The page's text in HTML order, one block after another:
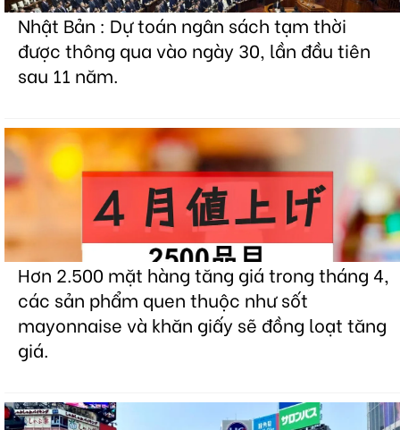
Nhật Bản : Dự toán ngân sách tạm thời
được thông qua vào ngày 30, lần đầu tiên
sau 11 năm.
Hơn 2.500 mặt hàng tăng giá trong tháng 4,
các sản phẩm quen thuộc như sốt
mayonnaise và khăn giấy sẽ đồng loạt tăng
giá.